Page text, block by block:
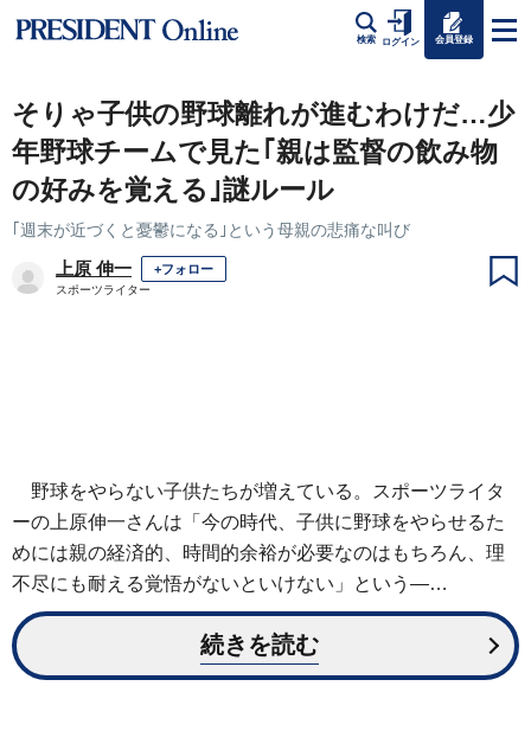
検索 ログイン 会員登録
そりゃ子供の野球離れが進むわけだ…少
年野球チームで見た｢親は監督の飲み物
の好みを覚える｣謎ルール
｢週末が近づくと憂鬱になる｣という母親の悲痛な叫び
上原 伸一 +フォロー
スポーツライター
野球をやらない子供たちが増えている。スポーツライタ
ーの上原伸一さんは「今の時代、子供に野球をやらせるた
めには親の経済的、時間的余裕が必要なのはもちろん、理
不尽にも耐える覚悟がないといけない」という―…
続きを読む